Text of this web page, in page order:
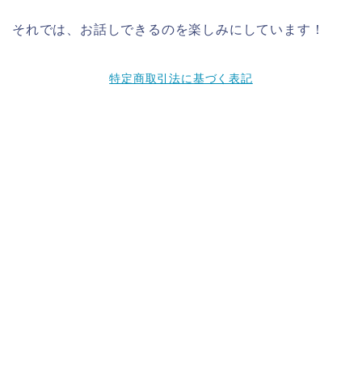
それでは、お話しできるのを楽しみにしています！
特定商取引法に基づく表記